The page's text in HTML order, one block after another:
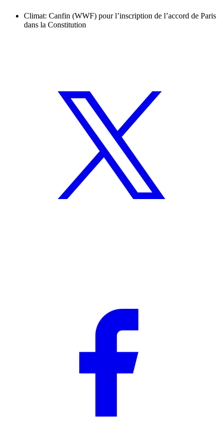
Climat: Canfin (WWF) pour l’inscription de l’accord de Paris
dans la Constitution